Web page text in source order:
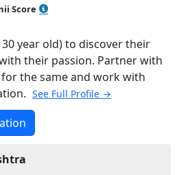
Score
year old) to discover their
their passion. Partner with
the same and work with
See Full Profile →